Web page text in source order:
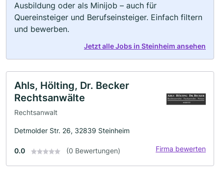
Ausbildung oder als Minijob – auch für
Quereinsteiger und Berufseinsteiger. Einfach filtern
und bewerben.
Jetzt alle Jobs in Steinheim ansehen
Ahls, Hölting, Dr. Becker
Rechtsanwälte
Rechtsanwalt
Detmolder Str. 26, 32839 Steinheim
0.0 (0 Bewertungen) Firma bewerten